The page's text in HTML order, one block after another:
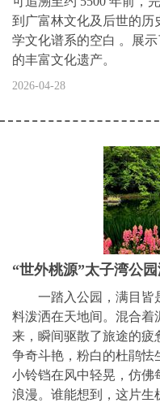
到广富林文化及后世的历
学文化谱系的空白 。展
的丰富文化遗产。
2026-04-28
“世外桃源”太子湾公
一踏入公园，满目皆
料泼洒在天地间。混合着
来，瞬间驱散了旅途的疲
争奇斗艳，粉白的杜鹃怯
小铃铛在风中轻晃，仿佛
浪漫。谁能想到，这片生